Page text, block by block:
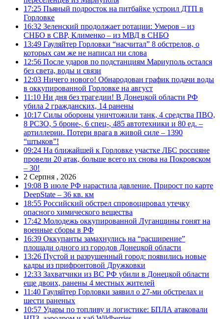
17:25 Пьяный подросток на питбайке устроил ДТП в
Горловке
16:32 Зеленский продолжает ротации: Умеров – из
СНБО в СВР, Клименко – из МВД в СНБО
13:49 Гауляйтер Горловки “насчитал” 8 обстрелов, о
которых сам же не написал ни слова
12:56 После ударов по подстанциям Мариуполь остался
без света, воды и связи
12:03 Ничего нового! Обнародован график подачи воды
в оккупированной Горловке на август
11:10 Ни дня без трагедии! В Донецкой области РФ
убила 2 гражданских, 14 ранены
10:17 Силы обороны уничтожили танк, 4 средства ПВО,
8 РСЗО, 5 броне-, 6 спец-, 485 автотехники и 80 ед. –
артиллерии. Потери врага в живой силе – 1390
“штыков”!
09:24 На ближайшей к Горловке участке ЛБС россияне
провели 20 атак, больше всего их снова на Покровском
– 30!
2 Серпня , 2026
19:08 В июле РФ нарастила давление. Прирост по карте
DeepState – 36 кв. км
18:55 Российский обстрел спровоцировал утечку
опасного химического вещества
17:42 Молодежь оккупированной Луганщины гонят на
военные сборы в РФ
16:39 Оккупанты замахнулись на “расширение”
площади одного из городов Донецкой области
13:26 Пустой и разрушенный город: появились новые
кадры из прифронтовой Дружковки
12:33 Захватчики из ВС РФ убили в Донецкой области
еще двоих, ранены 4 местных жителей
11:40 Гауляйтер Горловки заявил о 27-ми обстрелах и
шести раненых
10:57 Удары по топливу и логистике: БПЛА атаковали